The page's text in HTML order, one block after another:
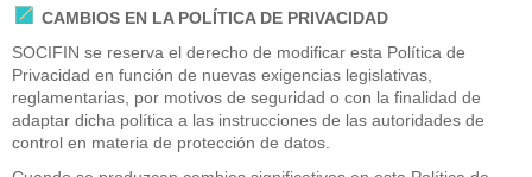
CAMBIOS EN LA POLÍTICA DE PRIVACIDAD
SOCIFIN se reserva el derecho de modificar esta Política de
Privacidad en función de nuevas exigencias legislativas,
reglamentarias, por motivos de seguridad o con la finalidad de
adaptar dicha política a las instrucciones de las autoridades de
control en materia de protección de datos.